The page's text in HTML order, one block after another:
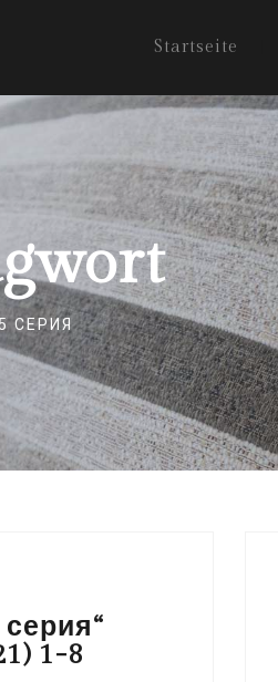
Startseite
СЕРИЯ
1-8